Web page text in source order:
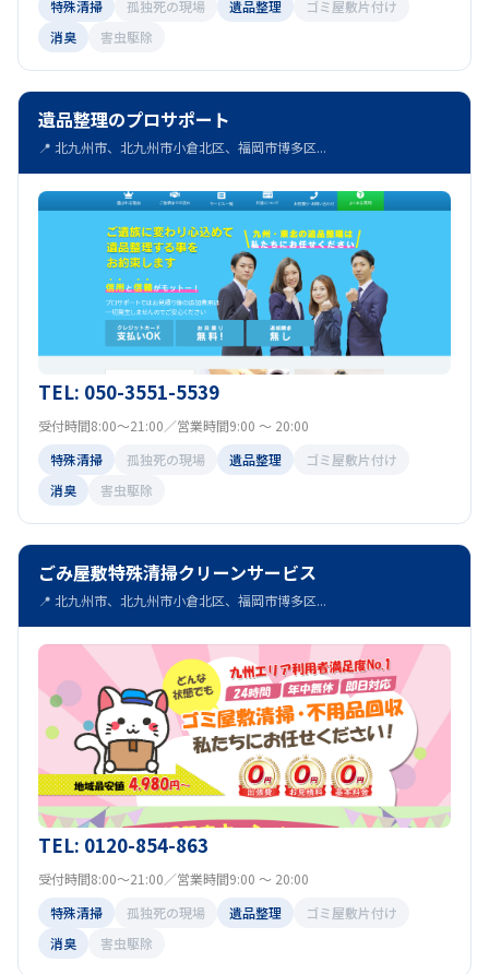
特殊清掃 孤独死の現場 遺品整理
ゴミ屋敷片付け
消臭
害虫駆除
遺品整理のプロサポート
📍 北九州市、北九州市小倉北区、福岡市博多区...
TEL: 050-3551-5539
受付時間8:00～21:00／営業時間9:00 ～ 20:00
特殊清掃
孤独死の現場 遺品整理
ゴミ屋敷片付け
消臭
害虫駆除
ごみ屋敷特殊清掃クリーンサービス
📍 北九州市、北九州市小倉北区、福岡市博多区...
TEL: 0120-854-863
受付時間8:00～21:00／営業時間9:00 ～ 20:00
特殊清掃
孤独死の現場 遺品整理
ゴミ屋敷片付け
消臭
害虫駆除